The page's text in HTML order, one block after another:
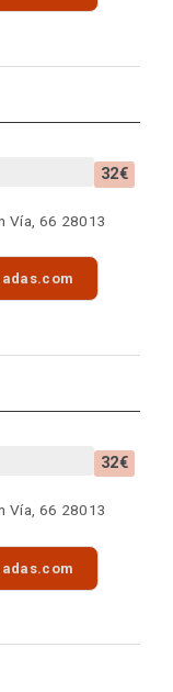
32€
Vía, 66 28013
32€
Vía, 66 28013